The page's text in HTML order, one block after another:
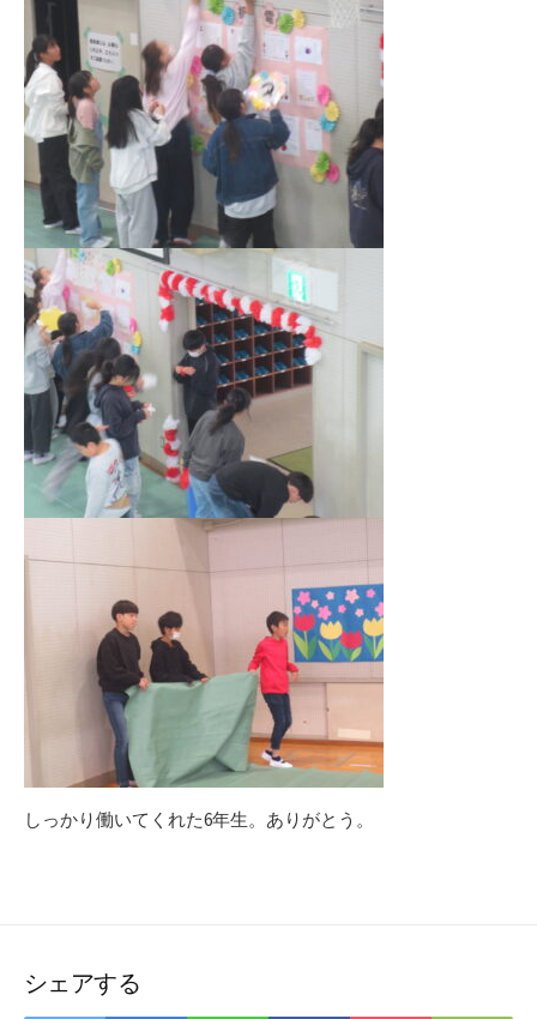
しっかり働いてくれた6年生。ありがとう。
シェアする